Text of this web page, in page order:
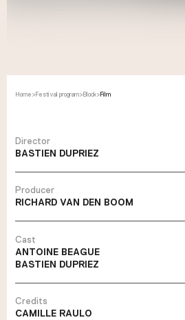
Home >Festival program>Block>Film
Director
BASTIEN DUPRIEZ
Producer
RICHARD VAN DEN BOOM
Cast
ANTOINE BEAGUE
BASTIEN DUPRIEZ
Credits
CAMILLE RAULO